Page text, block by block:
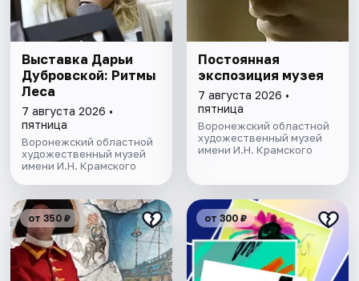
Выставка Дарьи
Дубровской: Ритмы
Леса
7 августа 2026 •
пятница
Воронежский областной
художественный музей
имени И.Н. Крамского
Постоянная
экспозиция музея
7 августа 2026 •
пятница
Воронежский областной
художественный музей
имени И.Н. Крамского
от 350 ₽ от 300 ₽